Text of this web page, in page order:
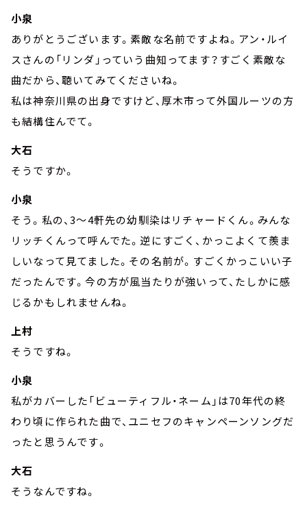
小泉
ありがとうございます。素敵な名前ですよね。アン・ルイ
スさんの「リンダ」っていう曲知ってます？すごく素敵な
曲だから、聴いてみてくださいね。
私は神奈川県の出身ですけど、厚木市って外国ルーツの方
も結構住んでて。
大石
そうですか。
小泉
そう。私の、3～4軒先の幼馴染はリチャードくん。みんな
リッチくんって呼んでた。逆にすごく、かっこよくて羨ま
しいなって見てました。その名前が。すごくかっこいい子
だったんです。今の方が風当たりが強いって、たしかに感
じるかもしれませんね。
上村
そうですね。
小泉
私がカバーした「ビューティフル・ネーム」は70年代の終
わり頃に作られた曲で、ユニセフのキャンペーンソングだ
ったと思うんです。
大石
そうなんですね。